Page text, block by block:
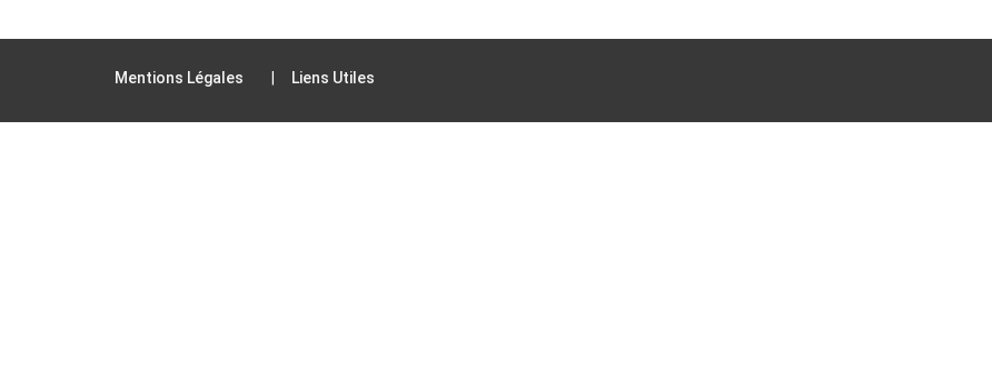
Mentions Légales Liens Utiles